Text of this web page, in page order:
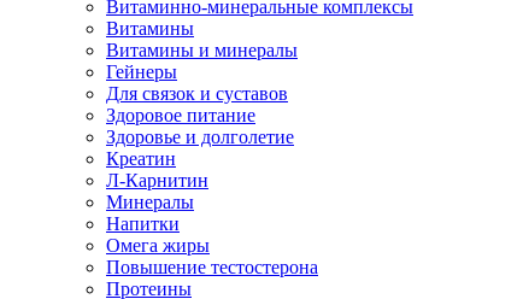
Витаминно-минеральные комплексы
Витамины
Витамины и минералы
Гейнеры
Для связок и суставов
Здоровое питание
Здоровье и долголетие
Креатин
Л-Карнитин
Минералы
Напитки
Омега жиры
Повышение тестостерона
Протеины